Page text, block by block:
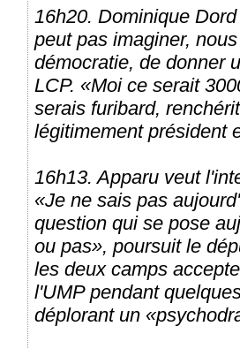
16h20. Dominique
peut pas imaginer,
démocratie, de donner
LCP. «Moi ce serait
serais furibard,
légitimement président
16h13. Apparu veut
«Je ne sais pas
question qui se pose
ou pas», poursuit le
les deux camps
l'UMP pendant
déplorant un